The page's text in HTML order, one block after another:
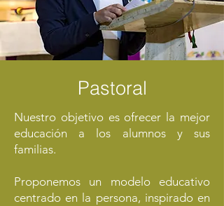
Pastoral
Nuestro objetivo es ofrecer la mejor
educación a los alumnos y sus
familias.
Proponemos un modelo educativo
centrado en la persona, inspirado en